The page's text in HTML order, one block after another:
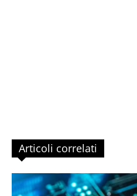
Articoli correlati